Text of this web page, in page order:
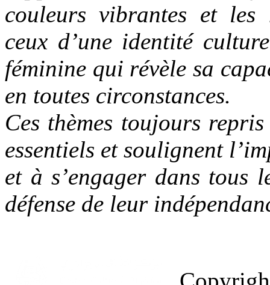
couleurs vibrantes et les
ceux d’une identité
féminine qui révèle sa
en toutes circonstances.
Ces thèmes toujours
essentiels et soulignent
et à s’engager dans tous
défense de leur